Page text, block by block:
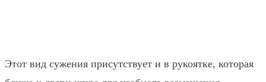
Этот вид сужения присутствует и в рукоятке, которая